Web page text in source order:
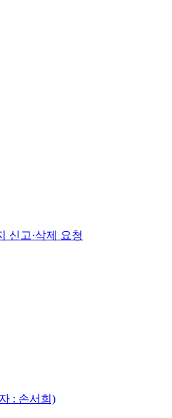
신고·삭제 요청
: 손서희)